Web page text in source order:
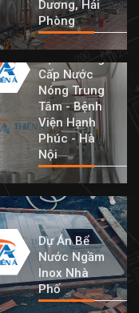
Dương, Hải
Phòng
Dự Án Cung
Cấp Nước
Nóng Trung
Tâm - Bệnh
Viện Hạnh
Phúc - Hà
Nội
Dự Án Bể
Nước Ngầm
Inox Nhà
Phố